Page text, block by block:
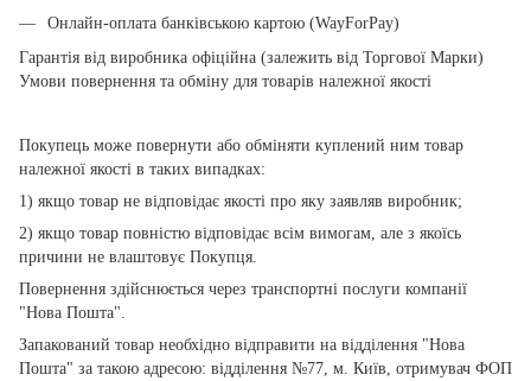
Онлайн-оплата банківською картою (WayForPay)
Гарантія від виробника офіційна (залежить від Торгової Марки)
Умови повернення та обміну для товарів належної якості
Покупець може повернути або обміняти куплений ним товар
належної якості в таких випадках:
1) якщо товар не відповідає якості про яку заявляв виробник;
2) якщо товар повністю відповідає всім вимогам, але з якоїсь
причини не влаштовує Покупця.
Повернення здійснюється через транспортні послуги компанії
"Нова Пошта".
Запакований товар необхідно відправити на відділення "Нова
Пошта" за такою адресою: відділення №77, м. Київ, отримувач ФОП